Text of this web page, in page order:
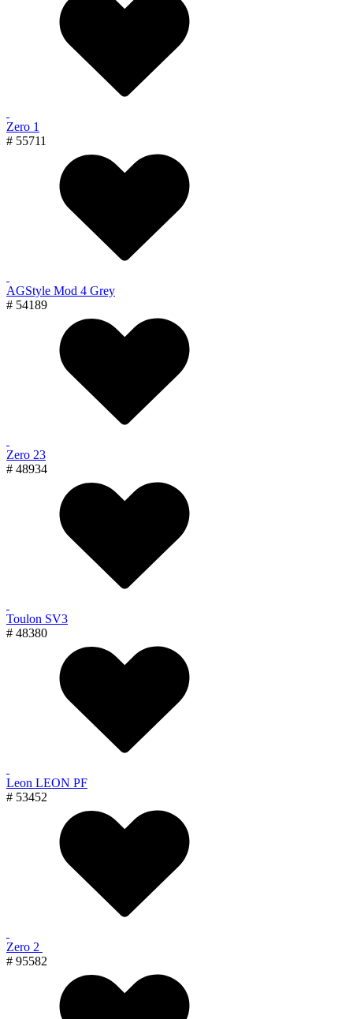
Zero 1
# 55711
AGStyle Mod 4 Grey
# 54189
Zero 23
# 48934
Toulon SV3
# 48380
Leon LEON PF
# 53452
Zero 2
# 95582